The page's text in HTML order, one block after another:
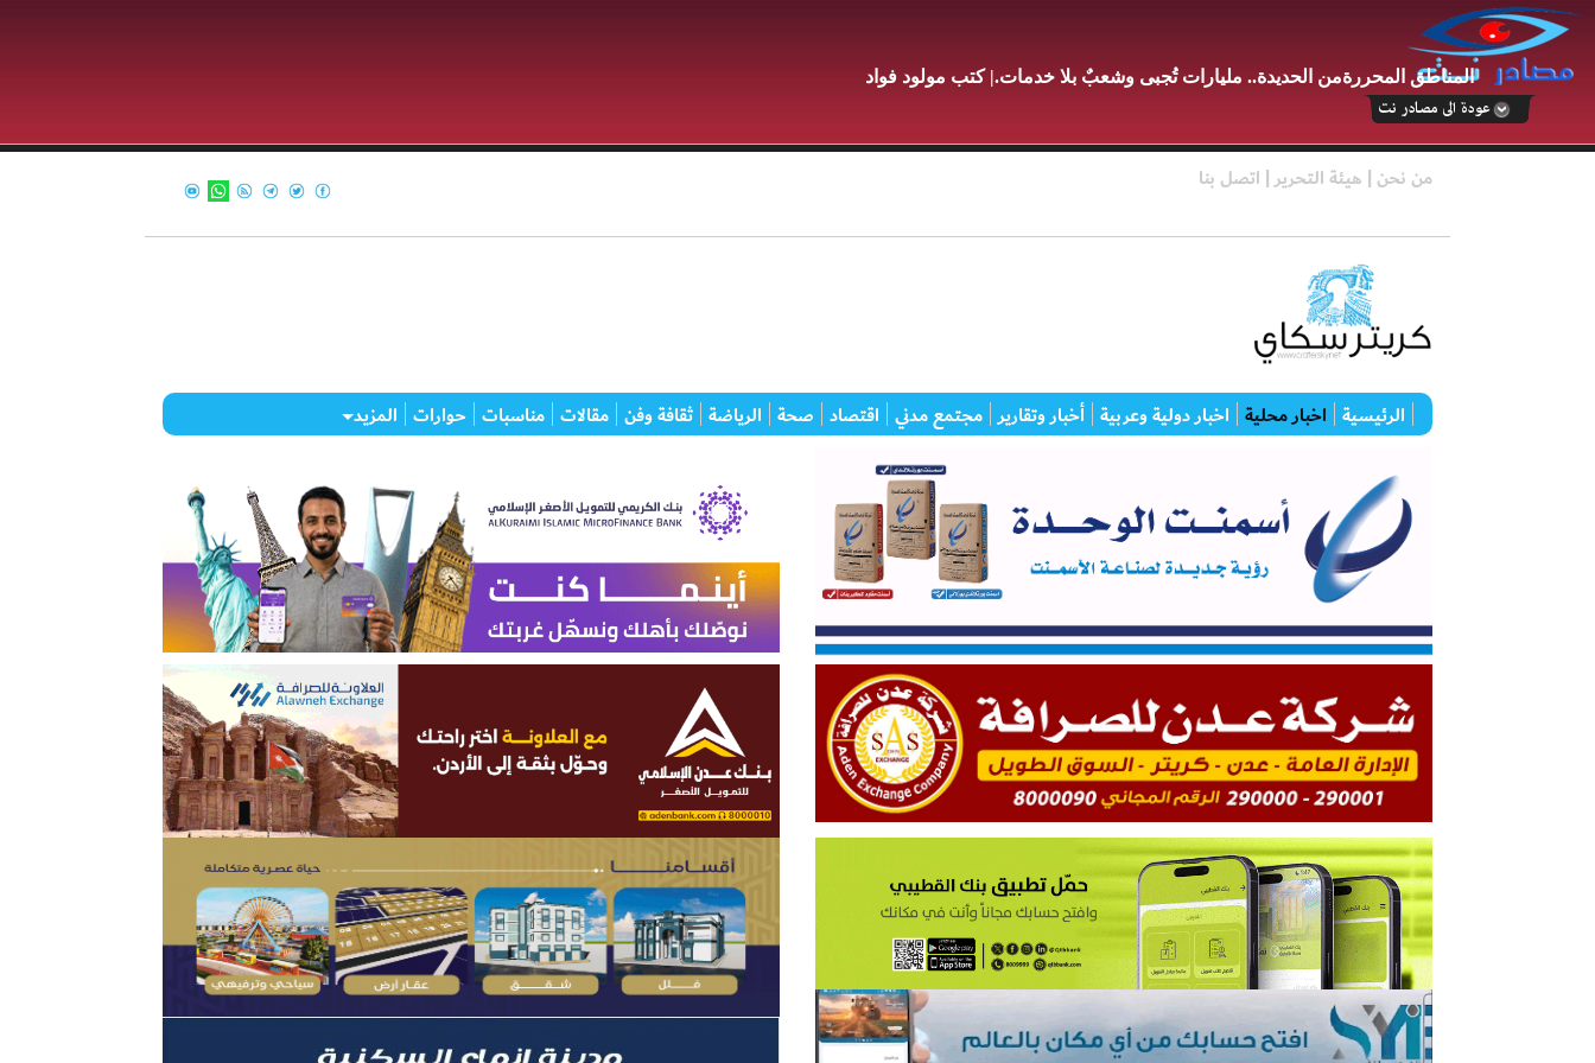
المناطق المحررةمن الحديدة.. مليارات تُجبى وشعبٌ بلا خدمات.| كتب مولود فواد